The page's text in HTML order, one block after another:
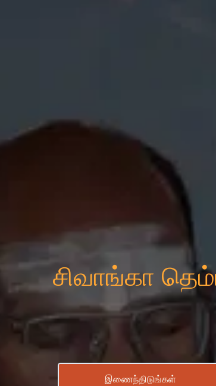
சிவாங்கா
இணைந்திடுங்கள்